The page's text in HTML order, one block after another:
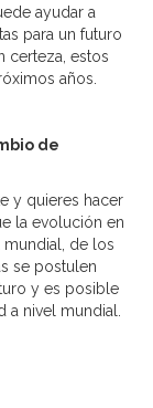
ayudar a
para un futuro
certeza, estos
años.
de
y quieres hacer
la evolución en
mundial, de los
se postulen
y es posible
nivel mundial.